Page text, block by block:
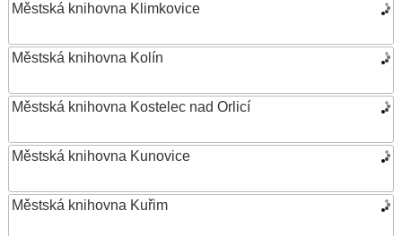
Městská knihovna Klimkovice
Městská knihovna Kolín
Městská knihovna Kostelec nad Orlicí
Městská knihovna Kunovice
Městská knihovna Kuřim